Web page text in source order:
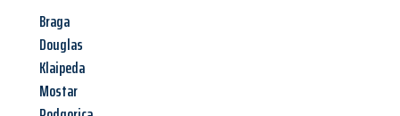
Braga
Douglas
Klaipeda
Mostar